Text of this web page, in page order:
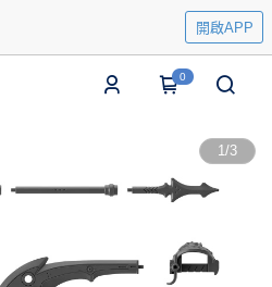
開啟APP
0
1/3